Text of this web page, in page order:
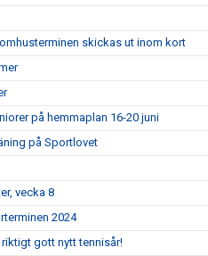
skickas ut inom kort
på hemmaplan 16-20 juni
på Sportlovet
vecka 8
2024
gott nytt tennisår!